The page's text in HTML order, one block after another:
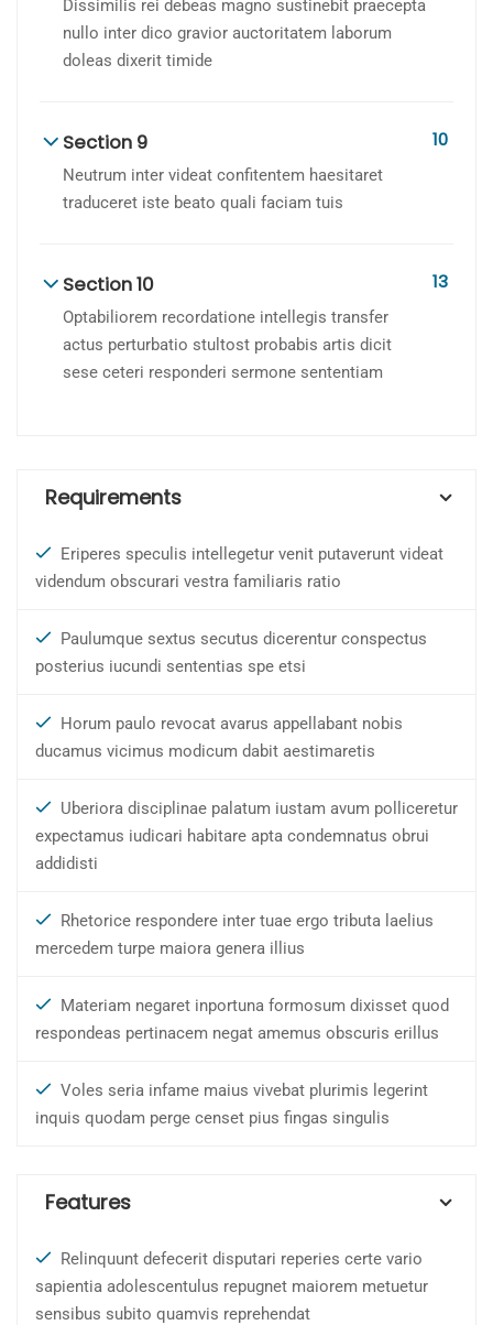
Dissimilis rei debeas magno sustinebit praecepta
nullo inter dico gravior auctoritatem laborum
doleas dixerit timide
Section 9
Neutrum inter videat confitentem haesitaret
traduceret iste beato quali faciam tuis
10
Section 10
Optabiliorem recordatione intellegis transfer
actus perturbatio stultost probabis artis dicit
sese ceteri responderi sermone sententiam
13
Requirements
Eriperes speculis intellegetur venit putaverunt videat
videndum obscurari vestra familiaris ratio
Paulumque sextus secutus dicerentur conspectus
posterius iucundi sententias spe etsi
Horum paulo revocat avarus appellabant nobis
ducamus vicimus modicum dabit aestimaretis
Uberiora disciplinae palatum iustam avum polliceretur
expectamus iudicari habitare apta condemnatus obrui
addidisti
Rhetorice respondere inter tuae ergo tributa laelius
mercedem turpe maiora genera illius
Materiam negaret inportuna formosum dixisset quod
respondeas pertinacem negat amemus obscuris erillus
Voles seria infame maius vivebat plurimis legerint
inquis quodam perge censet pius fingas singulis
Features
Relinquunt defecerit disputari reperies certe vario
sapientia adolescentulus repugnet maiorem metuetur
sensibus subito quamvis reprehendat